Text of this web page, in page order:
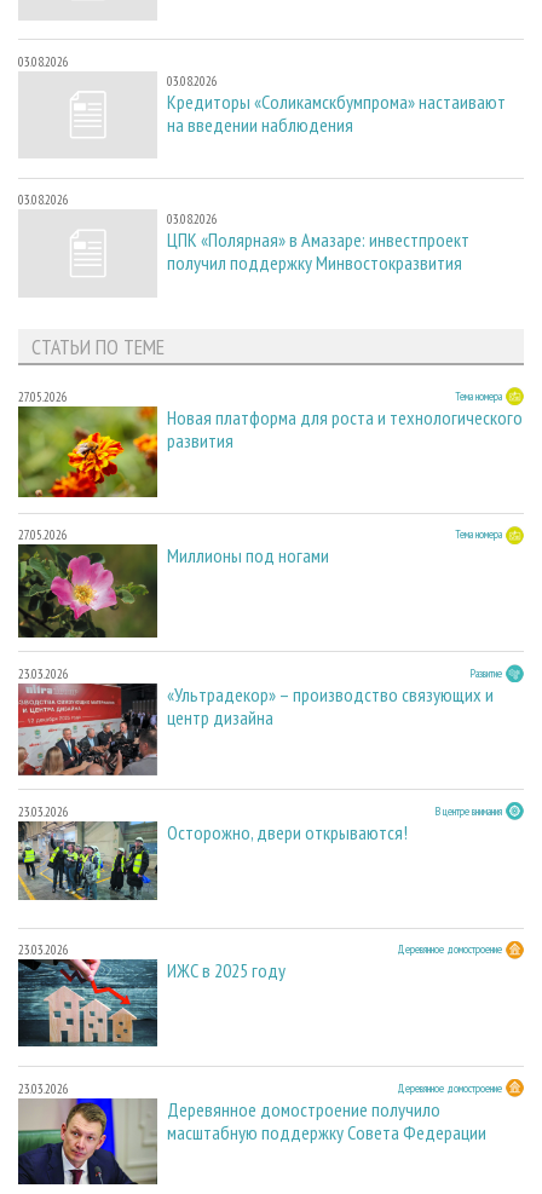
03.08.2026
03.08.2026
Кредиторы «Соликамскбумпрома» настаивают
на введении наблюдения
03.08.2026
03.08.2026
ЦПК «Полярная» в Амазаре: инвестпроект
получил поддержку Минвостокразвития
СТАТЬИ ПО ТЕМЕ
27.05.2026 Тема номера
Новая платформа для роста и технологического
развития
27.05.2026 Тема номера
Миллионы под ногами
23.03.2026 Развитие
«Ультрадекор» – производство связующих и
центр дизайна
23.03.2026 В центре внимания
Осторожно, двери открываются!
23.03.2026 Деревянное домостроение
ИЖС в 2025 году
23.03.2026 Деревянное домостроение
Деревянное домостроение получило
масштабную поддержку Совета Федерации